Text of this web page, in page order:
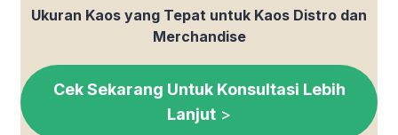
Ukuran Kaos yang Tepat untuk Kaos Distro dan
Merchandise
Cek Sekarang Untuk Konsultasi Lebih
Lanjut >